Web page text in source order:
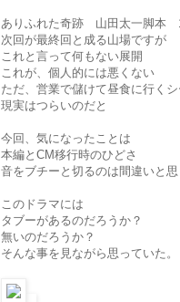
ありふれた奇跡 山田太一脚本
次回が最終回と成る山場ですが
これと言って何もない展開
これが、個人的には悪くない
ただ、営業で儲けて昼食に行く
現実はつらいのだと
今回、気になったことは
本編とCM移行時のひどさ
音をブチーと切るのは間違いと思
このドラマには
タブーがあるのだろうか？
無いのだろうか？
そんな事を見ながら思っていた。